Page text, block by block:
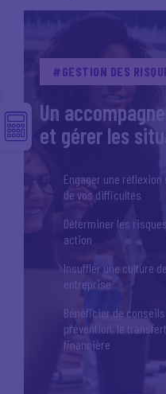
#GESTION DES
Un
et gérer les
Engager une
de vos difficultés
Déterminer les
action
Insuffler une culture
entreprise
Bénéficier de
prévention, le
financière